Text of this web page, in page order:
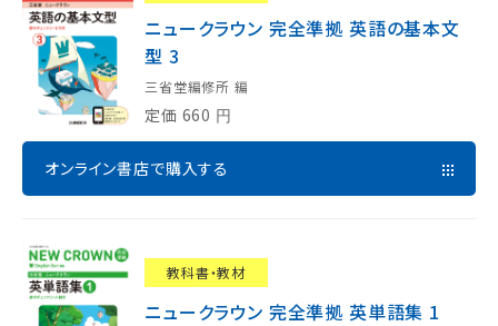
ニュークラウン 完全準拠 英語の基本文
型 3
三省堂編修所 編
定価 660 円
オンライン書店で購入する
教科書・教材
ニュークラウン 完全準拠 英単語集 1